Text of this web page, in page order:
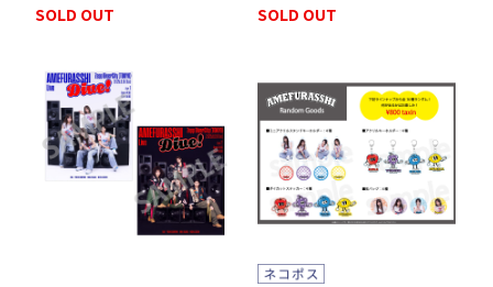
SOLD OUT SOLD OUT